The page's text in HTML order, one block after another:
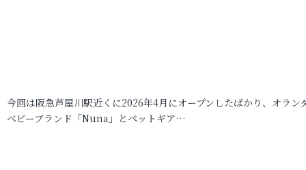
今回は阪急芦屋川駅近くに2026年4月にオープンしたばかり、オラン
ベビーブランド「Nuna」とペットギア…